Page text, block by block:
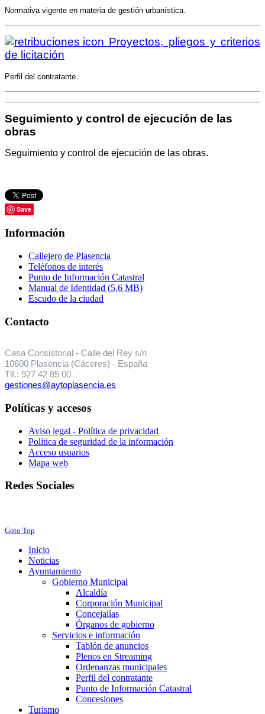
Normativa vigente en materia de gestión urbanística.
Proyectos, pliegos y criterios
de licitación
Perfil del contratante.
Seguimiento y control de ejecución de las
obras
Seguimiento y control de ejecución de las obras.
Save
Información
Callejero de Plasencia
Teléfonos de interés
Punto de Información Catastral
Manual de Identidad (5,6 MB)
Escudo de la ciudad
Contacto
Casa Consistorial - Calle del Rey s/n
10600 Plasencia (Cáceres) - España
Tlf.: 927 42 85 00
gestiones@aytoplasencia.es
Políticas y accesos
Aviso legal - Política de privacidad
Política de seguridad de la información
Acceso usuarios
Mapa web
Redes Sociales
Goto Top
Inicio
Noticias
Ayuntamiento
Gobierno Municipal
Alcaldía
Corporación Municipal
Concejalías
Órganos de gobierno
Servicios e información
Tablón de anuncios
Plenos en Streaming
Ordenanzas municipales
Perfil del contratante
Punto de Información Catastral
Concesiones
Turismo